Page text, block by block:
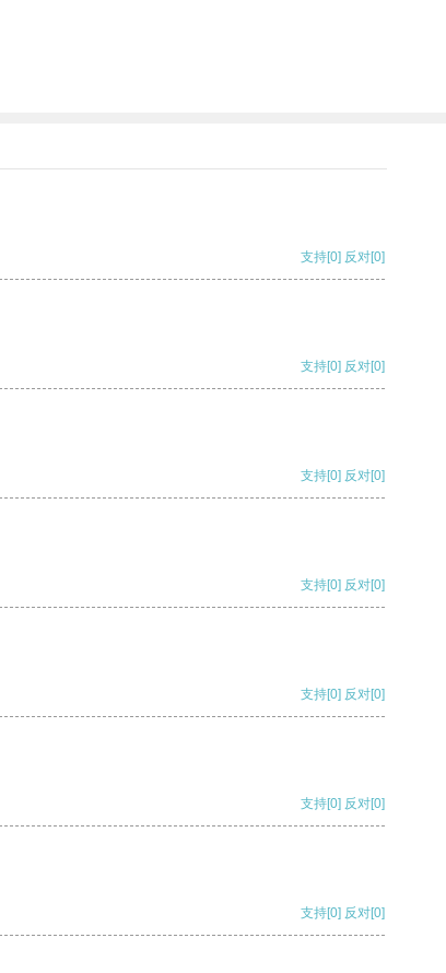
支持[0] 反对[0]
支持[0] 反对[0]
支持[0] 反对[0]
支持[0] 反对[0]
支持[0] 反对[0]
支持[0] 反对[0]
支持[0] 反对[0]